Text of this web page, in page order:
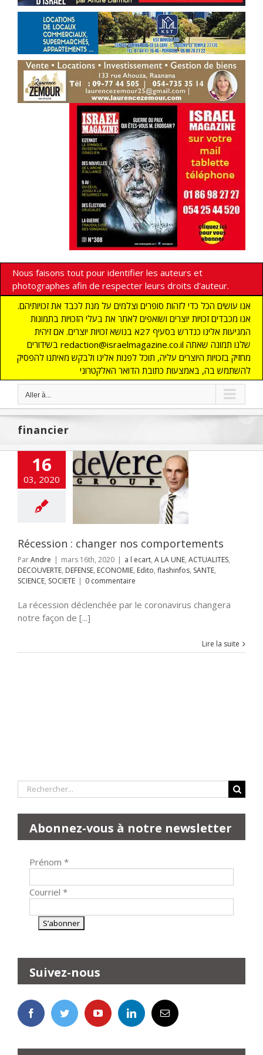
Nous faisons tout pour identifier les auteurs et
photographes afin de respecter leurs droits d'auteur.
אנו עושים הכל כדי לזהות סופרים וצלמים על מנת לכבד את זכויותיהם.
אנו מכבדים זכויות יוצרים ושואפים לאתר את בעלי הזכויות בתמונות
המגיעות אלינו כנדרש בסעיף 27א בנושא זכויות יוצרים. אם זיהית
בשידורים redaction@israelmagazine.co.il שלנו תמונה שאתה
מחזיק בזכויות היוצרים עליה, תוכל לפנות אלינו ולבקש מאיתנו להפסיק
להשתמש בה, באמצעות כתובת הדואר האלקטרוני
Aller à...
financier
16
03, 2020
: changer
A LA UNE
DECOUVERTE
ECONOMIE Edito
Récession : changer nos comportements
ParAndre | mars 16th, 2020 | a l ecart, A LA UNE, ACTUALITES,
DECOUVERTE, DEFENSE, ECONOMIE, Edito, flashinfos, SANTE,
SCIENCE, SOCIETE | 0 commentaire
La récession déclenchée par le coronavirus changera
notre façon de [...]
Lire la suite
Rechercher:
Abonnez-vous à notre newsletter
Prénom *
Courriel *
Suivez-nous